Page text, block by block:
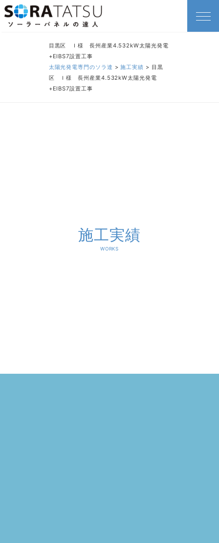
目黒区 Ｉ様 長州産業4.532kW太陽光発電
+EIBS7設置工事
太陽光発電専門のソラ達 >施工実績 > 目黒
区 Ｉ様 長州産業4.532kW太陽光発電
+EIBS7設置工事
施工実績
WORKS